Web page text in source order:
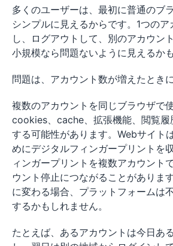
多くのユーザーは、最初に普通のブ
シンプルに見えるからです。1つの
し、ログアウトして、別のアカウン
小規模なら問題ないように見えるか
問題は、アカウント数が増えたとき
複数のアカウントを同じブラウザで
cookies、cache、拡張機能、閲覧履
する可能性があります。Webサイト
めにデジタルフィンガープリントを
ィンガープリントを複数アカウント
ウント停止につながることがありま
に変わる場合、プラットフォームは
するかもしれません。
たとえば、あるアカウントは今日あ